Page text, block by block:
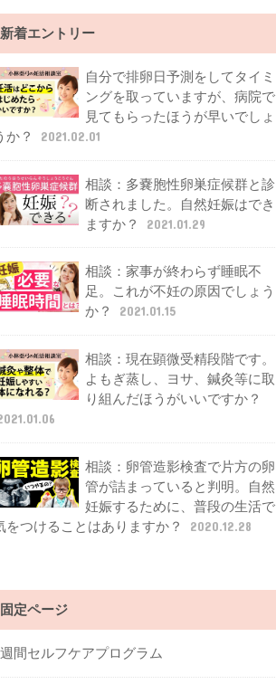
新着エントリー
自分で排卵日予測をしてタイミ
ングを取っていますが、病院で
見てもらったほうが早いでしょ
か？
2021.02.01
相談：多嚢胞性卵巣症候群と診
断されました。自然妊娠はでき
ますか？
2021.01.29
相談：家事が終わらず睡眠不
足。これが不妊の原因でしょう
か？
2021.01.15
相談：現在顕微受精段階です。
よもぎ蒸し、ヨサ、鍼灸等に取
り組んだほうがいいですか？
相談：卵管造影検査で片方の卵
管が詰まっていると判明。自然
妊娠するために、普段の生活で
をつけることはありますか？
2020.12.28
固定ページ
間セルフケアプログラム